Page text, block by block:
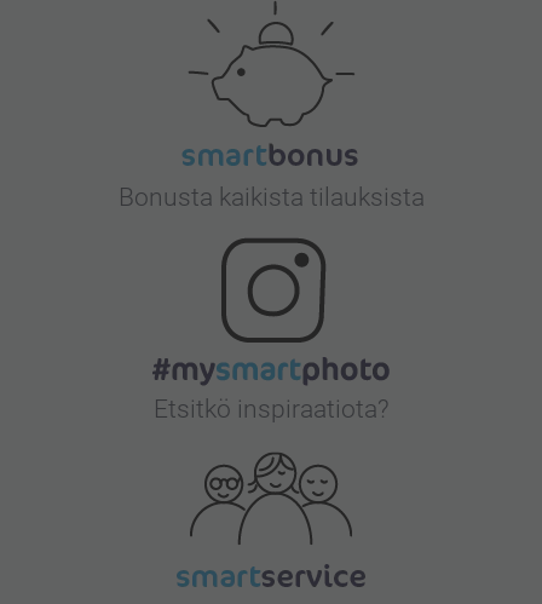
Bonusta kaikista tilauksista
Etsitkö inspiraatiota?